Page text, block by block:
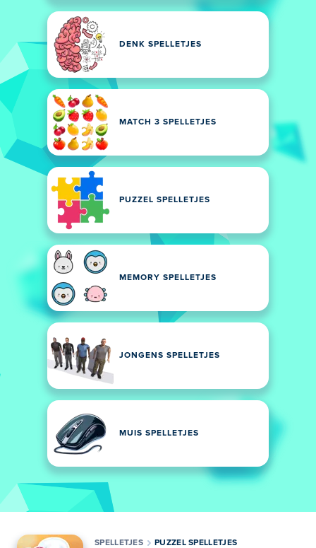
DENK SPELLETJES
MATCH 3 SPELLETJES
PUZZEL SPELLETJES
MEMORY SPELLETJES
JONGENS SPELLETJES
MUIS SPELLETJES
SPELLETJES PUZZEL SPELLETJES